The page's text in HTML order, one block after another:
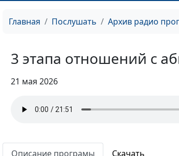
Главная Послушать Архив радио
3 этапа отношений с
21 мая 2026
Описание програмы Скачать